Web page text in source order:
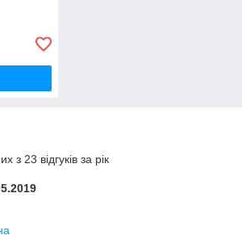
з 23 відгуків за рік